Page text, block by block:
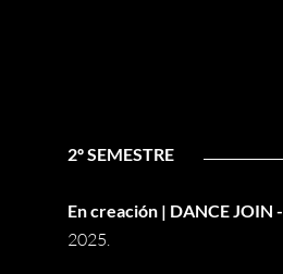
2º SEMESTRE
En creación | DANCE JOIN -
2025.